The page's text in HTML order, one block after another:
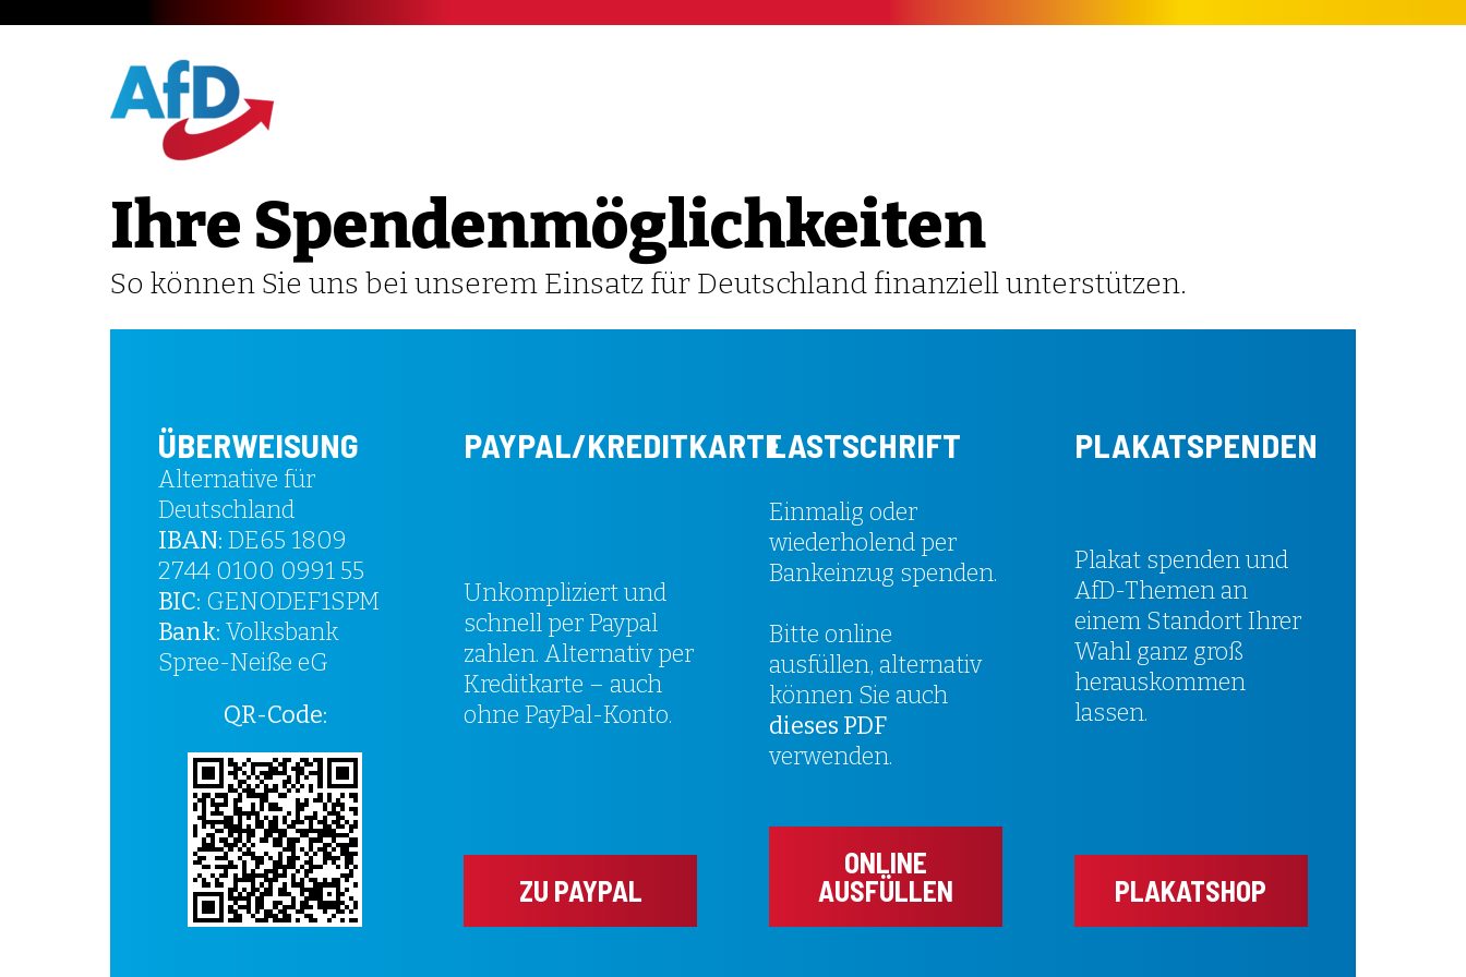
Ihre Spendenmöglich­keiten
So können Sie uns bei unserem Einsatz für Deutschland finanziell unterstützen.
ÜBERWEISUNG
Alternative für
Deutschland
IBAN: DE65 1809
2744 0100 0991 55
BIC: GENODEF1SPM
Bank: Volksbank
Spree-Neiße eG
QR-Code:
PAYPAL/KREDITKARTE
Unkompliziert und
schnell per Paypal
zahlen. Alternativ per
Kreditkarte – auch
ohne PayPal-Konto.
ZU PAYPAL
LASTSCHRIFT
Einmalig oder
wiederholend per
Bankeinzug spenden.
Bitte online
ausfüllen, alternativ
können Sie auch
dieses PDF
verwenden.
ONLINE
AUSFÜLLEN
PLAKATSPENDEN
Plakat spenden und
AfD-Themen an
einem Standort Ihrer
Wahl ganz groß
herauskommen
lassen.
PLAKATSHOP